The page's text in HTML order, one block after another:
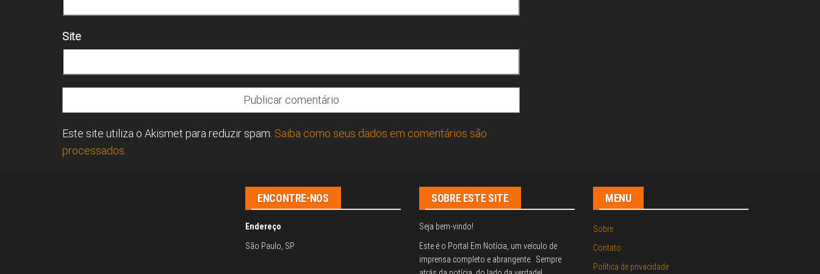
Site
Este site utiliza o Akismet para reduzir spam. Saiba como seus dados em comentários são
processados
ENCONTRE-NOS
Endereço
São Paulo, SP
SOBRE ESTE SITE
Seja bem-vindo!
Este é o Portal Em Notícia, um veículo de
imprensa completo e abrangente. Sempre
MENU
Sobre
Contato
Política de privacidade